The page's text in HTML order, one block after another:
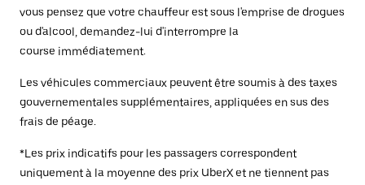
vous pensez que votre chauffeur est sous l'emprise de drogues
ou d'alcool, demandez-lui d'interrompre la
course immédiatement.
Les véhicules commerciaux peuvent être soumis à des taxes
gouvernementales supplémentaires, appliquées en sus des
frais de péage.
*Les prix indicatifs pour les passagers correspondent
uniquement à la moyenne des prix UberX et ne tiennent pas